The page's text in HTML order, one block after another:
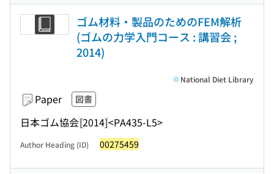
ゴム材料・製品のためのFEM解析
(ゴムの力学入門コース : 講習会 ;
2014)
Paper 図書
日本ゴム協会[2014]<PA435-L5>
National Diet Library
Author Heading (ID) 00275459